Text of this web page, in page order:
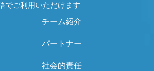
でご利用いただけます
チーム紹介
パートナー
社会的責任